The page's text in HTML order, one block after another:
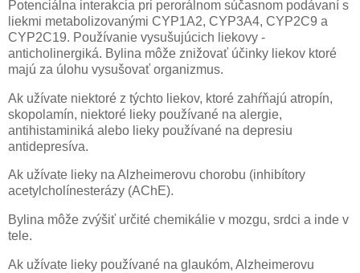
Potenciálna interakcia pri perorálnom súčasnom podávaní s
liekmi metabolizovanými CYP1A2, CYP3A4, CYP2C9 a
CYP2C19. Používanie vysušujúcich liekovy -
anticholinergiká. Bylina môže znižovať účinky liekov ktoré
majú za úlohu vysušovať organizmus.
Ak užívate niektoré z týchto liekov, ktoré zahŕňajú atropín,
skopolamín, niektoré lieky používané na alergie,
antihistaminiká alebo lieky používané na depresiu
antidepresíva.
Ak užívate lieky na Alzheimerovu chorobu (inhibítory
acetylcholínesterázy (AChE).
Bylina môže zvýšiť určité chemikálie v mozgu, srdci a inde v
tele.
Ak užívate lieky používané na glaukóm, Alzheimerovu